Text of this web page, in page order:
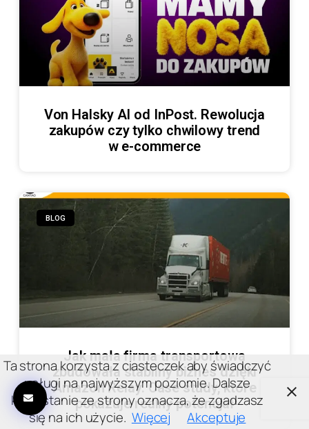
Von Halsky AI od InPost. Rewolucja
zakupów czy tylko chwilowy trend
w e-commerce
BLOG
Jak mała firma transportowa
zbudowała stabilny biznes dzięki
Amazon Relay. Case study, które
pokazuje realny potencjał
Ta strona korzysta z ciasteczek aby świadczyć
usługi na najwyższym poziomie. Dalsze
korzystanie ze strony oznacza, że zgadzasz
się na ich użycie. Więcej Akceptuje